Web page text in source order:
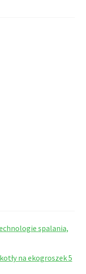
spalania,
na ekogroszek 5